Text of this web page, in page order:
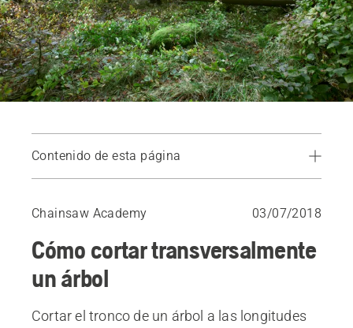
Contenido de esta página
Presión en la parte superior
Presión en la parte inferior
Chainsaw Academy 03/07/2018
Cómo cortar transversalmente
un árbol
Cortar el tronco de un árbol a las longitudes